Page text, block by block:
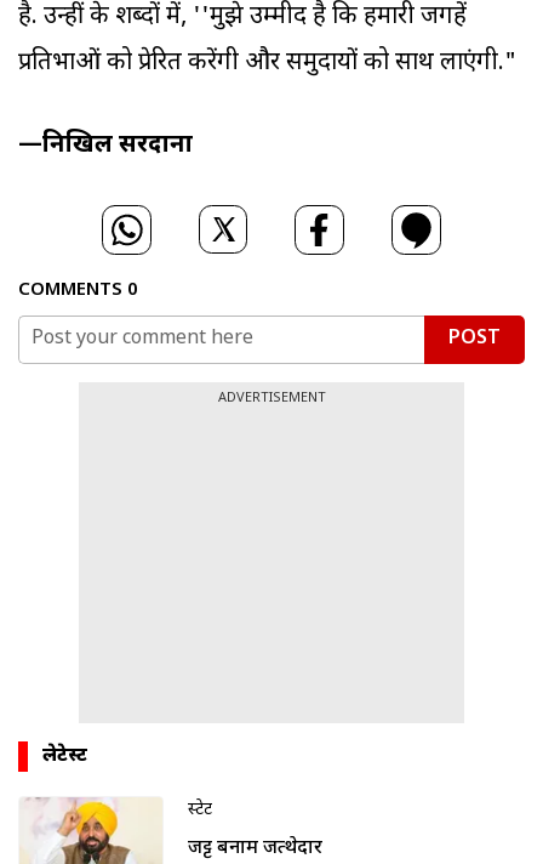
है. उन्हीं के शब्दों में, ''मुझे उम्मीद है कि हमारी जगहें
प्रतिभाओं को प्रेरित करेंगी और समुदायों को साथ लाएंगी."
—निखिल सरदाना
COMMENTS 0
POST
ADVERTISEMENT
लेटेस्ट
स्टेट
जट्ट बनाम जत्थेदार